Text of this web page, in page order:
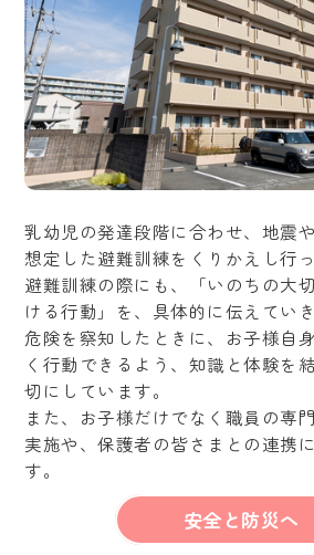
乳幼児の発達段階に合わせ、地震
想定した避難訓練をくりかえし行っ
避難訓練の際にも、「いのちの大
ける行動」を、具体的に伝えていき
危険を察知したときに、お子様自
く行動できるよう、知識と体験を
切にしています。
また、お子様だけでなく職員の専
実施や、保護者の皆さまとの連携
す。
安全と防災へ